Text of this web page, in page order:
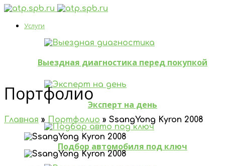
Услуги
Выездная диагностика перед покупкой
Эксперт на день
Подбор автомобиля под ключ
Портфолио
Главная » Портфолио » SsangYong Kyron 2008